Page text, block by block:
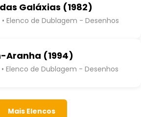
Galáxias (1982)
• Elenco de Dublagem - Desenhos
Aranha (1994)
• Elenco de Dublagem - Desenhos
Mais Elencos